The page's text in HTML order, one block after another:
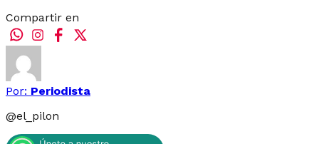
Compartir en
Por: Periodista
@el_pilon